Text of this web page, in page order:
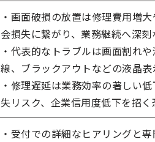
・画面破損の放置は修理費用増
会損失に繋がり、業務継続へ深刻
・代表的なトラブルは画面割れ
線、ブラックアウトなどの液晶表
・修理遅延は業務効率の著しい
失リスク、企業信用度低下を招く
・受付での詳細なヒアリングと